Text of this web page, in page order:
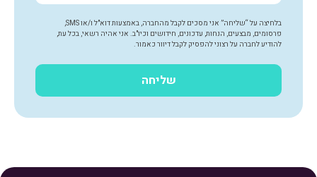
בלחיצה על “שליחה” אני מסכים לקבל מהחברה, באמצעות דוא"ל ו/או SMS,
פרסומים, מבצעים, הנחות, עדכונים, חידושים וכיו"ב. אני אהיה רשאי, בכל עת,
להודיע לחברה על רצוני להפסיק לקבל דיוור כאמור.
שליחה